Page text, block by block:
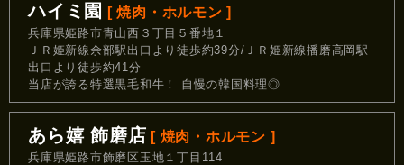
ハイミ園 [ 焼肉・ホルモン ]
兵庫県姫路市青山西３丁目５番地１
ＪＲ姫新線余部駅出口より徒歩約39分/ＪＲ姫新線播磨高岡駅
出口より徒歩約41分
当店が誇る特選黒毛和牛！ 自慢の韓国料理◎
あら嬉 飾磨店 [ 焼肉・ホルモン ]
兵庫県姫路市飾磨区玉地１丁目114